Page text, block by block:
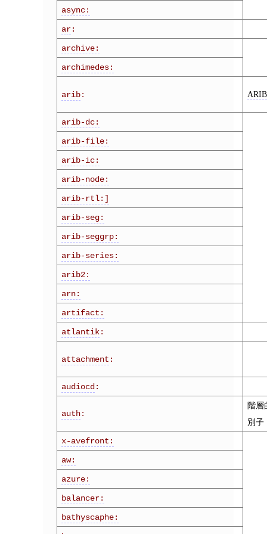
async:
ar:
archive:
archimedes:
arib: ARIB
arib-dc:
arib-file:
arib-ic:
arib-node:
arib-rtl:]
arib-seg:
arib-seggrp:
arib-series:
arib2:
arn:
artifact:
atlantik:
attachment :
audiocd :
auth:
階層
別子
x-avefront:
aw:
azure:
balancer:
bathyscaphe: